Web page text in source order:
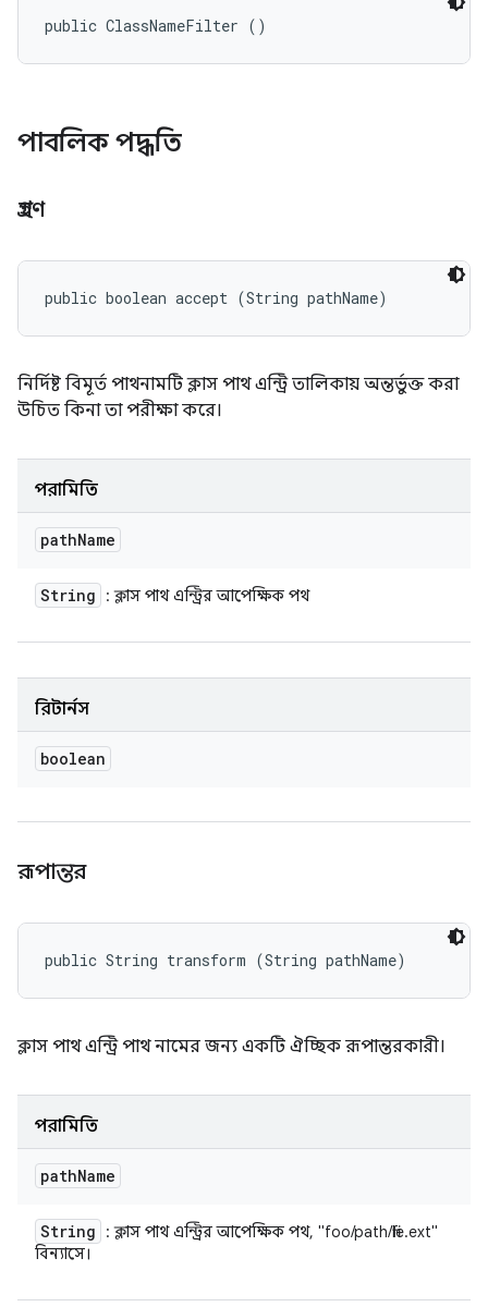
public ClassNameFilter ()
পাবলিক পদ্ধতি
গ্রহণ
public boolean accept (String pathName)
নির্দিষ্ট বিমূর্ত পাথনামটি ক্লাস পাথ এন্ট্রি তালিকায় অন্তর্ভুক্ত করা
উচিত কিনা তা পরীক্ষা করে।
পরামিতি
pathName
String : ক্লাস পাথ এন্ট্রির আপেক্ষিক পথ
রিটার্নস
boolean
রূপান্তর
public String transform (String pathName)
ক্লাস পাথ এন্ট্রি পাথ নামের জন্য একটি ঐচ্ছিক রূপান্তরকারী।
পরামিতি
pathName
String
: ক্লাস পাথ এন্ট্রির আপেক্ষিক পথ, "foo/path/file.ext"
বিন্যাসে।